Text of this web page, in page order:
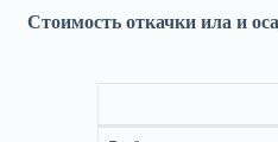
Стоимость откачки ила и